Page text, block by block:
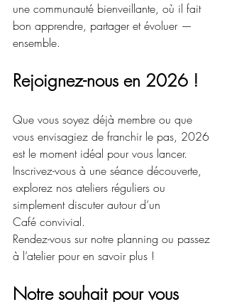
une communauté bienveillante, où il fait
bon apprendre, partager et évoluer —
ensemble.
Rejoignez-nous en 2026 !
Que vous soyez déjà membre ou que
vous envisagiez de franchir le pas, 2026
est le moment idéal pour vous lancer.
Inscrivez-vous à une séance découverte,
explorez nos ateliers réguliers ou
simplement discuter autour d’un
Café convivial.
Rendez-vous sur notre planning ou passez
à l’atelier pour en savoir plus !
Notre souhait pour vous